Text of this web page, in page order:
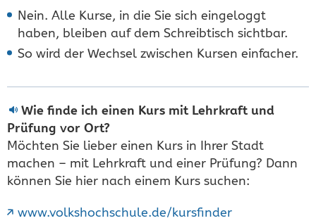
Nein. Alle Kurse, in die Sie sich eingeloggt
haben, bleiben auf dem Schreibtisch sichtbar.
So wird der Wechsel zwischen Kursen einfacher.
Wie finde ich einen Kurs mit Lehrkraft und
Prüfung vor Ort?
Möchten Sie lieber einen Kurs in Ihrer Stadt
machen – mit Lehrkraft und einer Prüfung? Dann
können Sie hier nach einem Kurs suchen:
www.volkshochschule.de/kursfinder